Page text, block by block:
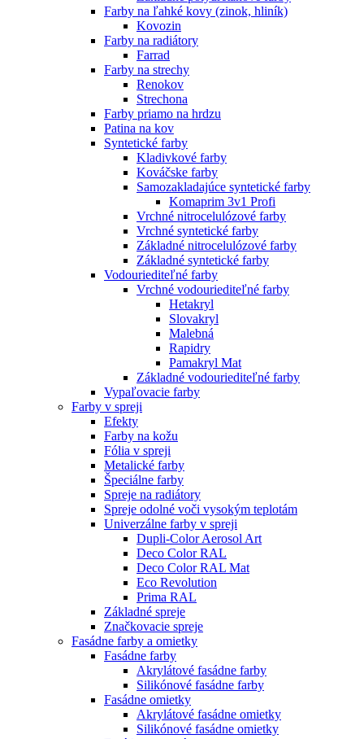
Farby na ľahké kovy (zinok, hliník)
Kovozin
Farby na radiátory
Farrad
Farby na strechy
Renokov
Strechona
Farby priamo na hrdzu
Patina na kov
Syntetické farby
Kladivkové farby
Kováčske farby
Samozakladajúce syntetické farby
Komaprim 3v1 Profi
Vrchné nitrocelulózové farby
Vrchné syntetické farby
Základné nitrocelulózové farby
Základné syntetické farby
Vodouriediteľné farby
Vrchné vodouriediteľné farby
Hetakryl
Slovakryl
Malebná
Rapidry
Pamakryl Mat
Základné vodouriediteľné farby
Vypaľovacie farby
Farby v spreji
Efekty
Farby na kožu
Fólia v spreji
Metalické farby
Špeciálne farby
Spreje na radiátory
Spreje odolné voči vysokým teplotám
Univerzálne farby v spreji
Dupli-Color Aerosol Art
Deco Color RAL
Deco Color RAL Mat
Eco Revolution
Prima RAL
Základné spreje
Značkovacie spreje
Fasádne farby a omietky
Fasádne farby
Akrylátové fasádne farby
Silikónové fasádne farby
Fasádne omietky
Akrylátové fasádne omietky
Silikónové fasádne omietky